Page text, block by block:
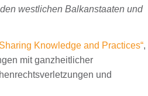
westlichen Balkanstaaten und
Knowledge and Practices“,
mit ganzheitlicher
und